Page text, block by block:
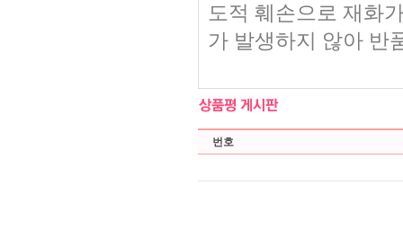
도적 훼손으로 재화
가 발생하지 않아 반